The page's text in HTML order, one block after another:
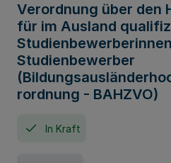
Verordnung über den
für im Ausland
Studienbewerber
rordnung - BAHZVO)
In Kraft